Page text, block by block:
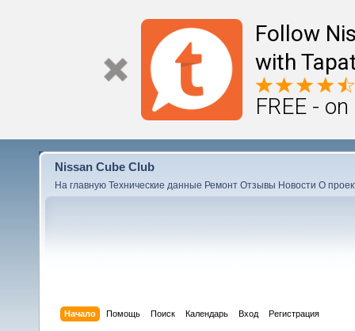
Follow
with
FREE -
Nissan Cube Club
На главную Технические данные Ремонт Отзывы Новости О
Начало Помощь Поиск Календарь Вход Регистрация